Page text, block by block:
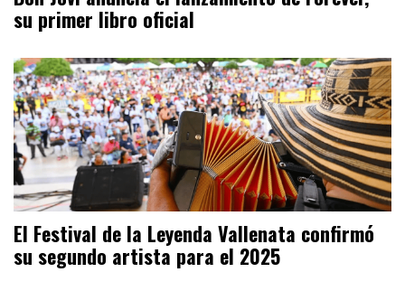
su primer libro oficial
El Festival de la Leyenda Vallenata confirmó
su segundo artista para el 2025